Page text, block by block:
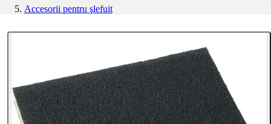
Accesorii pentru şlefuit